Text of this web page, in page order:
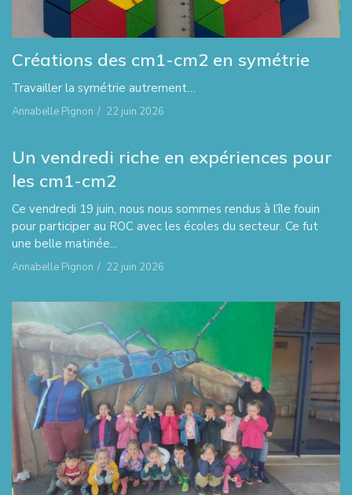
Créations des cm1-cm2 en symétrie
Travailler la symétrie autrement…
Annabelle Pignon / 22 juin 2026
Un vendredi riche en expériences pour
les cm1-cm2
Ce vendredi 19 juin, nous nous sommes rendus à l’île fouin
pour participer au ROC avec les écoles du secteur. Ce fut
une belle matinée...
Annabelle Pignon / 22 juin 2026